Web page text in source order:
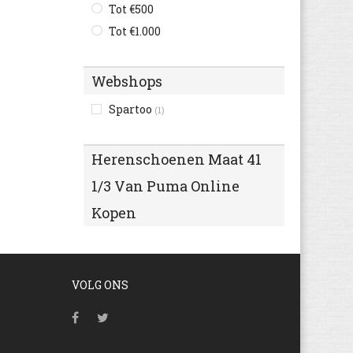
Tot €500
Tot €1.000
Webshops
Spartoo (1)
Herenschoenen Maat 41
1/3 Van Puma Online
Kopen
VOLG ONS